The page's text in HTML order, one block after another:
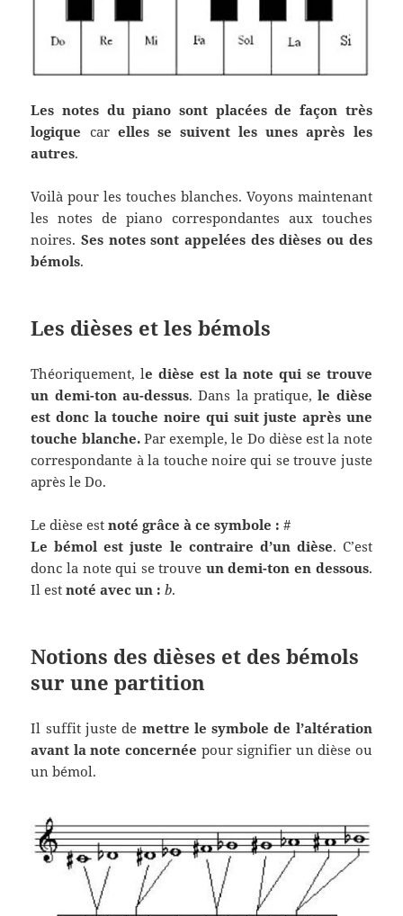
Les notes du piano sont placées de façon très
logique car elles se suivent les unes après les
autres.
Voilà pour les touches blanches. Voyons maintenant
les notes de piano correspondantes aux touches
noires.Ses notes sont appelées des dièses ou des
bémols.
Les dièses et les bémols
Théoriquement, le dièse est la note qui se trouve
un demi-ton au-dessus. Dans la pratique,le dièse
est donc la touche noire qui suit juste après une
touche blanche.Par exemple, le Do dièse est la note
correspondante à la touche noire qui se trouve juste
après le Do.
Le dièse est noté grâce à ce symbole :#
Le bémol est juste le contraire d’un dièse. C’est
donc la note qui se trouve un demi-ton en dessous.
Il estnoté avec un :b.
Notions des dièses et des bémols
sur une partition
Il suffit juste de mettre le symbole de l’altération
avant la note concernée pour signifier un dièse ou
un bémol.